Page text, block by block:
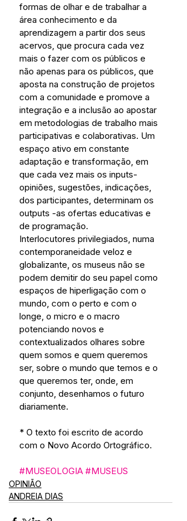
formas de olhar e de trabalhar a
área conhecimento e da
aprendizagem a partir dos seus
acervos, que procura cada vez
mais o fazer com os públicos e
não apenas para os públicos, que
aposta na construção de projetos
com a comunidade e promove a
integração e a inclusão ao apostar
em metodologias de trabalho mais
participativas e colaborativas. Um
espaço ativo em constante
adaptação e transformação, em
que cada vez mais os inputs-
opiniões, sugestões, indicações,
dos participantes, determinam os
outputs -as ofertas educativas e
de programação.
Interlocutores privilegiados, numa
contemporaneidade veloz e
globalizante, os museus não se
podem demitir do seu papel como
espaços de hiperligação com o
mundo, com o perto e com o
longe, o micro e o macro
potenciando novos e
contextualizados olhares sobre
quem somos e quem queremos
ser, sobre o mundo que temos e o
que queremos ter, onde, em
conjunto, desenhamos o futuro
diariamente.
* O texto foi escrito de acordo
com o Novo Acordo Ortográfico.
#MUSEOLOGIA #MUSEUS
OPINIÃO
ANDREIA DIAS